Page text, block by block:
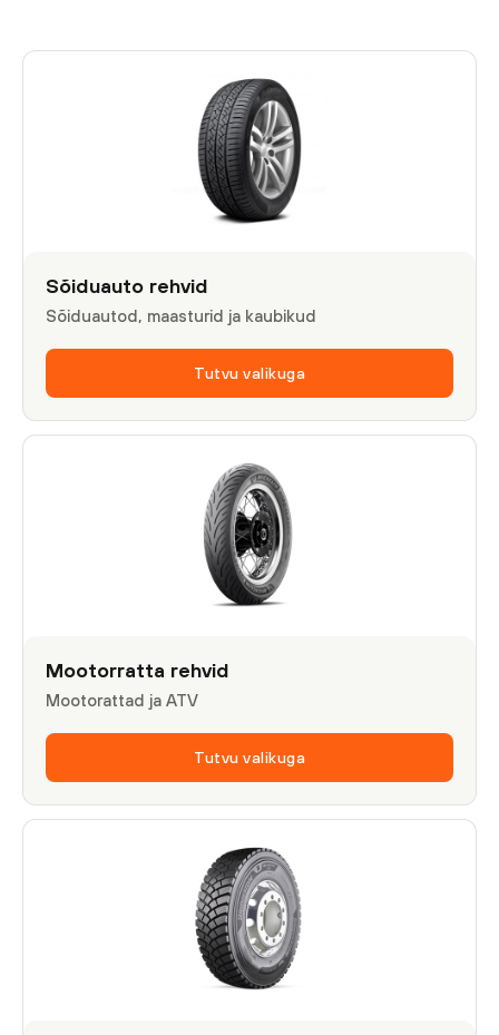
Sõiduauto rehvid
Sõiduautod, maasturid ja kaubikud
Tutvu valikuga
Mootorratta rehvid
Mootorattad ja ATV
Tutvu valikuga